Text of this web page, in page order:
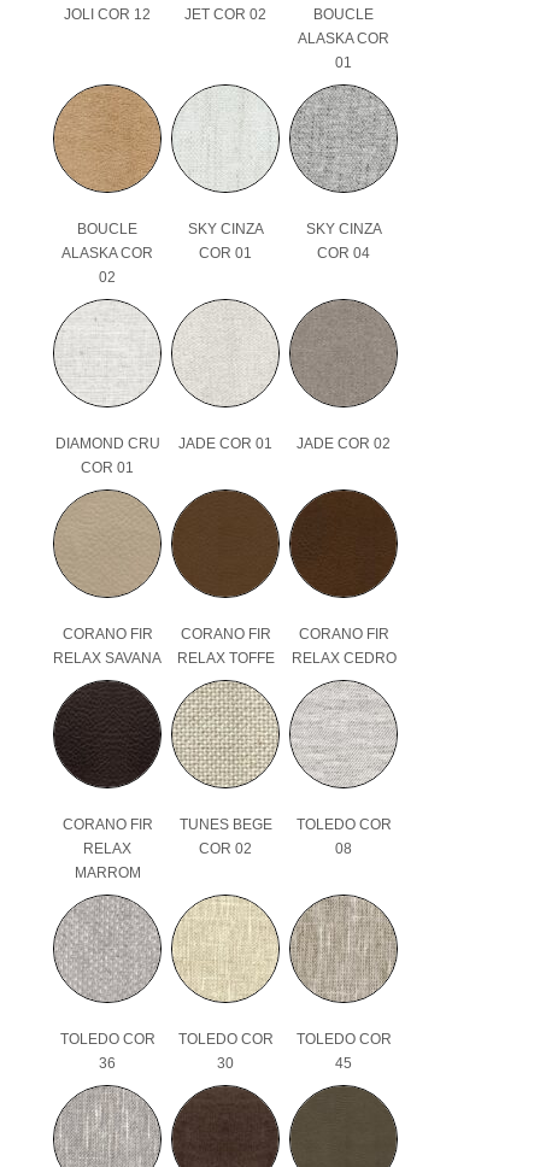
JOLI COR 12 JET COR 02
BOUCLE
ALASKA COR
01
BOUCLE
ALASKA COR
02
SKY CINZA
COR 01
SKY CINZA
COR 04
DIAMOND CRU
COR 01
JADE COR 01 JADE COR 02
CORANO FIR
RELAX SAVANA
CORANO FIR
RELAX TOFFE
CORANO FIR
RELAX CEDRO
CORANO FIR
RELAX
MARROM
TUNES BEGE
COR 02
TOLEDO COR
08
TOLEDO COR
36
TOLEDO COR
30
TOLEDO COR
45